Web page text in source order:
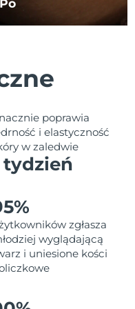
Po
poprawia
i elastyczność
w zaledwie
tydzień
zgłasza
wyglądającą
i uniesione kości
Oczekiwany czas dostawy
10/08/2026
czas dostawy
czas dostawy
11/08/2026
Oczekiwany czas dostawy
czas dostawy
09/08/2026
czas dostawy